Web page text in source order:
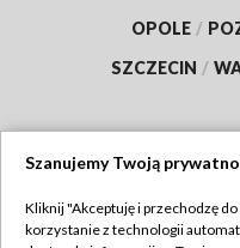
OPOLE /
SZCZECIN /
Szanujemy Twoją
Kliknij "Akceptuję i przechodzę
korzystanie z technologii